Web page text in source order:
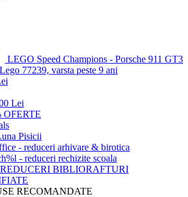
LEGO Speed Champions - Porsche 911 GT3
77239, varsta peste 9 ani
Lei
OFERTE
Pisicii
- reduceri arhivare & birotica
- reduceri rechizite scoala
BIBLIORAFTURI
RECOMANDATE